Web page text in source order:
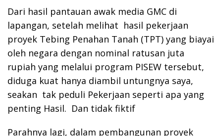
Dari hasil pantauan awak media GMC di
lapangan, setelah melihat hasil pekerjaan
proyek Tebing Penahan Tanah (TPT) yang biayai
oleh negara dengan nominal ratusan juta
rupiah yang melalui program PISEW tersebut,
diduga kuat hanya diambil untungnya saya,
seakan tak peduli Pekerjaan seperti apa yang
penting Hasil. Dan tidak fiktif
Parahnya lagi, dalam pembangunan proyek